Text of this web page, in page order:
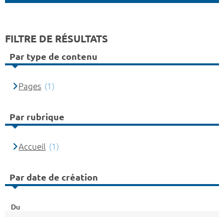
FILTRE DE RÉSULTATS
Par type de contenu
Pages (1)
Par rubrique
Accueil (1)
Par date de création
Du